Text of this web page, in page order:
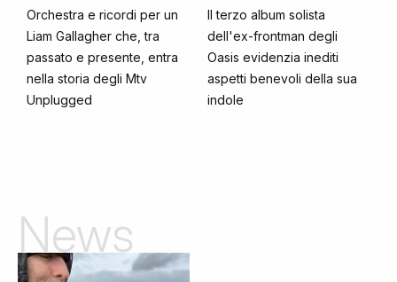
Orchestra e ricordi per un
Liam Gallagher che, tra
passato e presente, entra
nella storia degli Mtv
Unplugged
Il terzo album solista
dell'ex-frontman degli
Oasis evidenzia inediti
aspetti benevoli della sua
indole
News